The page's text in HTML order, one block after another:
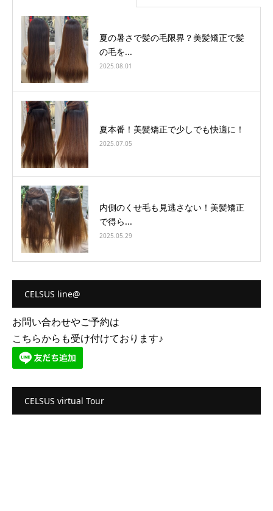
夏の暑さで髪の毛限界？美髪矯正で髪
の毛を...
2025.08.01
夏本番！美髪矯正で少しでも快適に！
2025.07.05
内側のくせ毛も見逃さない！美髪矯正
で得ら...
2025.05.29
CELSUS line@
お問い合わせやご予約は
こちらからも受け付けております♪
CELSUS virtual Tour